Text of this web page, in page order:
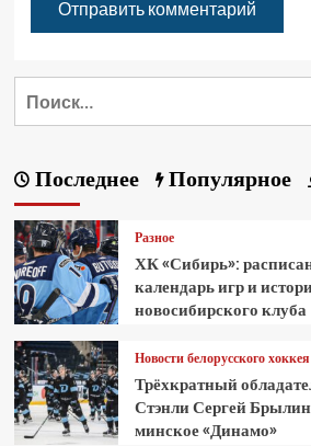
Последнее Популярное
Разное
ХК «Сибирь»:
календарь игр и
новосибирского клуба
Новости белорусского хоккея
Трёхкратный
Стэнли Сергей Брылин
минское «Динамо»